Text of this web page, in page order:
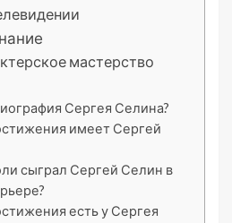
мастерство
Сергея Селина?
имеет Сергей
сыграл Сергей Селин в
есть у Сергея